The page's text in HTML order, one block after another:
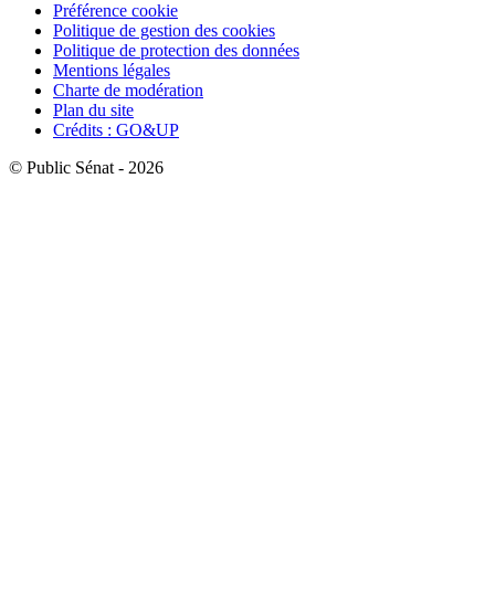
Préférence cookie
Politique de gestion des cookies
Politique de protection des données
Mentions légales
Charte de modération
Plan du site
Crédits : GO&UP
© Public Sénat - 2026